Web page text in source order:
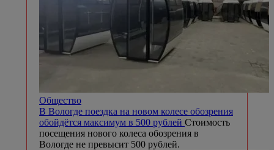
Общество
В Вологде поездка на новом колесе обозрения
обойдётся максимум в 500 рублей Стоимость
посещения нового колеса обозрения в
Вологде не превысит 500 рублей.